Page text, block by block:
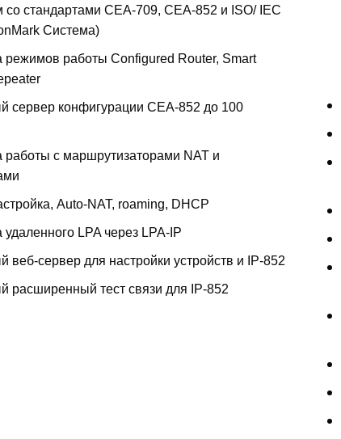
стандартами CEA-709, CEA-852 и ISO/ IEC
Система)
режимов работы Configured Router, Smart
сервер конфигурации CEA-852 до 100
с маршрутизаторами NAT и
Auto-NAT, roaming, DHCP
LPA через LPA-IP
веб-сервер для настройки устройств и IP-852
расширенный тест связи для IP-852